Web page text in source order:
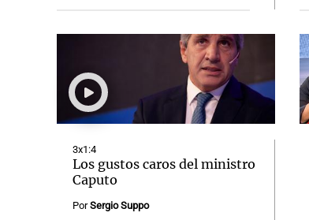
3x1:4
Los gustos caros del ministro
Caputo
PorSergio Suppo